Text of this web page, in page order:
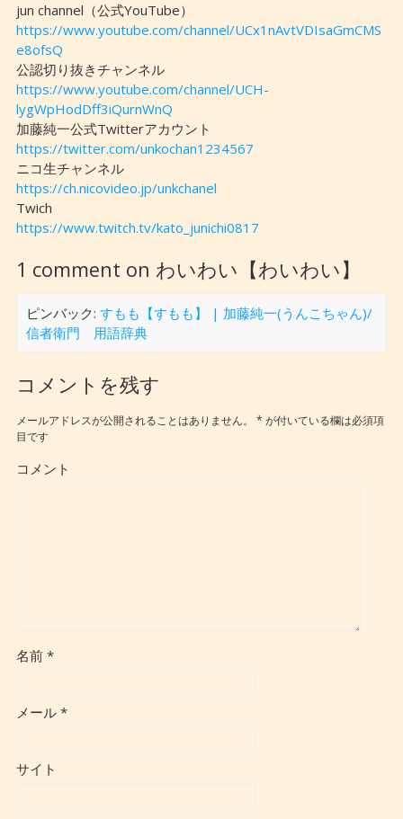
jun channel（公式YouTube）
https://www.youtube.com/channel/UCx1nAvtVDIsaGmCMS
e8ofsQ
公認切り抜きチャンネル
https://www.youtube.com/channel/UCH-
lygWpHodDff3iQurnWnQ
加藤純一公式Twitterアカウント
https://twitter.com/unkochan1234567
ニコ生チャンネル
https://ch.nicovideo.jp/unkchanel
Twich
https://www.twitch.tv/kato_junichi0817
1 comment on わいわい【わいわい】
ピンバック: すもも【すもも】 | 加藤純一(うんこちゃん)/
信者衛門 用語辞典
コメントを残す
メールアドレスが公開されることはありません。 * が付いている欄は必須項
目です
コメント
名前 *
メール *
サイト